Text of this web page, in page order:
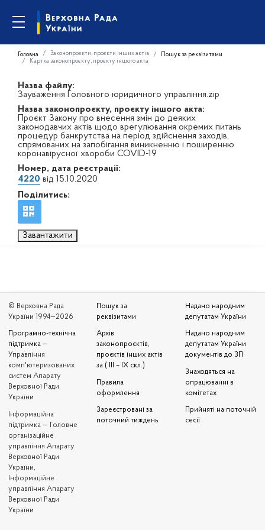
Головна Законопроєкти, проєкти інших актів
Пошук за реквізитами
Картка законопроєкту, проєкту іншого акта
Назва файлу:
Зауваження Головного юридичного управління.zip
Назва законопроєкту, проєкту іншого акта:
Проєкт Закону про внесення змін до деяких
законодавчих актів щодо врегулювання окремих питань
процедур банкрутства на період здійснення заходів,
спрямованих на запобігання виникненню і поширенню
коронавірусної хвороби COVID-19
Номер, дата реєстрації:
4220 від 15.10.2020
Поділитись:
Завантажити
© Верховна Рада
України 1994—2026
Програмно-технічна
підтримка —
Управління
комп'ютеризованих
систем Апарату
Верховної Ради
України
Iнформаційна
підтримка — Головне
організаційне
управління Апарату
Верховної Ради
України,
Інформаційне
управління Апарату
Верховної Ради
України
Пошук за
реквізитами
Архів
законопроєктів,
проєктів інших актів
за ( III – IX скл.)
Правила
оформлення
Зареєстровані за
поточний тиждень
Надано народним
депутатам України
Надано народним
депутатам України
документів до ЗП
Знаходяться на
опрацюванні в
комітетах
Прийняті на поточній
сесії